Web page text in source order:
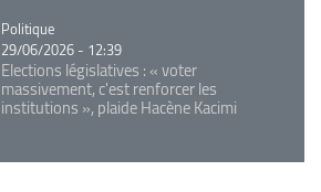
Catégorie
Politique
29/06/2026 - 12:39
Elections législatives : « voter
massivement, c'est renforcer les
institutions », plaide Hacène Kacimi